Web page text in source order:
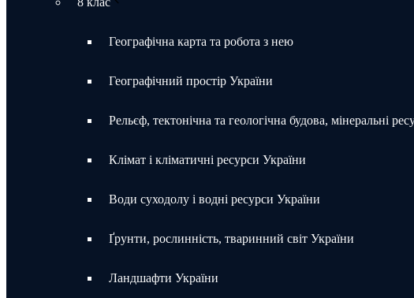
Географічна карта та робота з нею
Географічний простір України
Рельєф, тектонічна та геологічна будова, мінеральні
Клімат і кліматичні ресурси України
Води суходолу і водні ресурси України
Ґрунти, рослинність, тваринний світ України
Ландшафти України